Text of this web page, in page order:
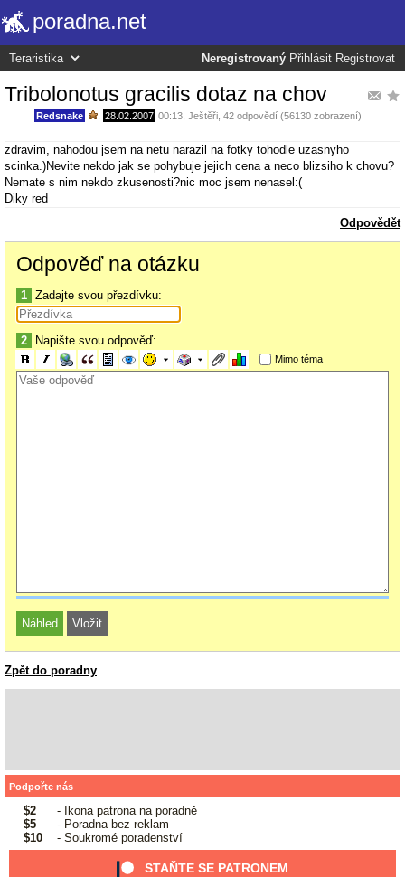
poradna.net
Neregistrovaný Přihlásit Registrovat
Tribolonotus gracilis dotaz na chov
Redsnake 28.02.2007 00:13 Ještěři , 42 odpovědí (56130 zobrazení)
zdravim, nahodou jsem na netu narazil na fotky tohodle uzasnyho
scinka.)Nevite nekdo jak se pohybuje jejich cena a neco blizsiho k chovu?
Nemate s nim nekdo zkusenosti?nic moc jsem nenasel:(
Diky red
Odpovědět
Odpověď na otázku
1 Zadajte svou přezdívku:
2 Napište svou odpověď:
Mimo téma
Zpět do poradny
Podpořte nás
$2
- Ikona patrona na poradně
$5
- Poradna bez reklam
$10
- Soukromé poradenství
STAŇTE SE PATRONEM